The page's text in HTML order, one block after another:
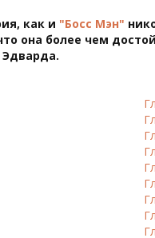
как и "Босс Мэн"
она более чем